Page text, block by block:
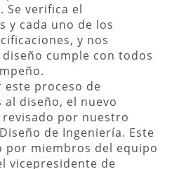
Se verifica el
y cada uno de los
y nos
cumple con todos
este proceso de
diseño, el nuevo
por nuestro
de Ingeniería. Este
por miembros del equipo
vicepresidente de